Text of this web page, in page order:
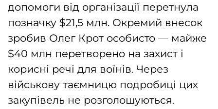
допомоги від організації перетнула
позначку $21,5 млн. Окремий внесок
зробив Олег Крот особисто — майже
$40 млн перетворено на захист і
корисні речі для воїнів. Через
військову таємницю подробиці цих
закупівель не розголошуються.